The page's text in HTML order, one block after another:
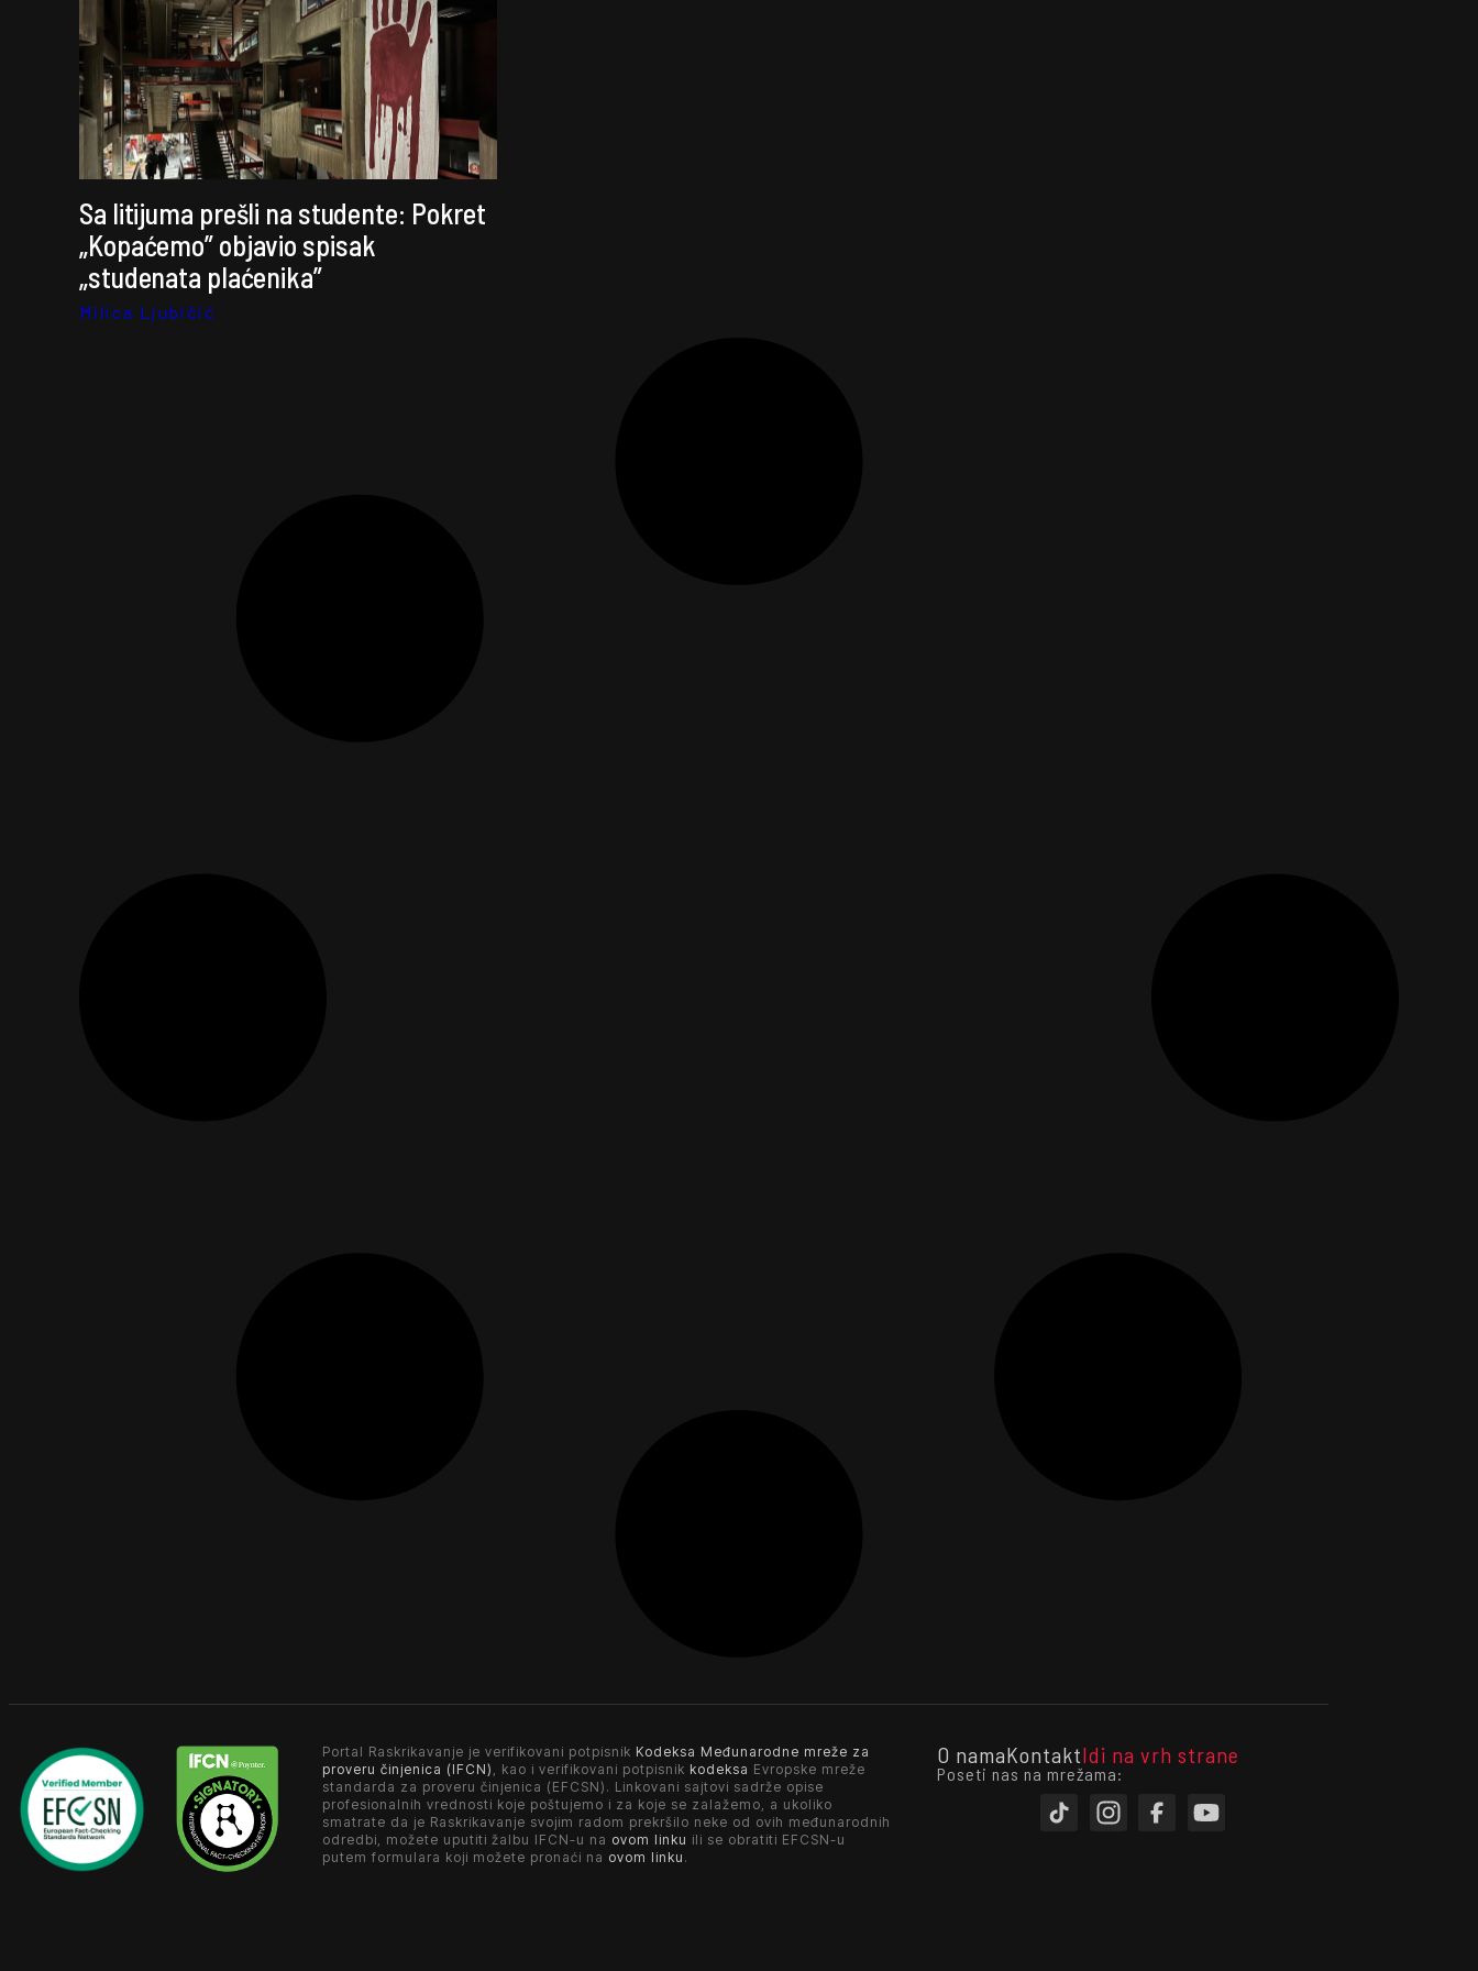
Sa litijuma prešli na studente: Pokret
„Kopaćemo” objavio spisak
„studenata plaćenika”
Milica Ljubičić
Portal Raskrikavanje je verifikovani potpisnik Kodeksa Međunarodne mreže za
proveru činjenica (IFCN) , kao i verifikovani potpisnik kodeksa Evropske mreže
standarda za proveru činjenica (EFCSN). Linkovani sajtovi sadrže opise
profesionalnih vrednosti koje poštujemo i za koje se zalažemo, a ukoliko
smatrate da je Raskrikavanje svojim radom prekršilo neke od ovih međunarodnih
odredbi, možete uputiti žalbu IFCN-u na ovom linku ili se obratiti EFCSN-u
putem formulara koji možete pronaći na ovom linku .
O namaKontaktIdi na vrh strane
Poseti nas na mrežama: